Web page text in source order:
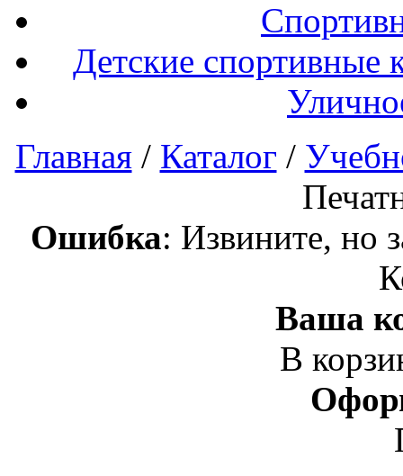
Детские спортивные
Главная/ Каталог /
Ошибка: Извините, но
Ваша
В